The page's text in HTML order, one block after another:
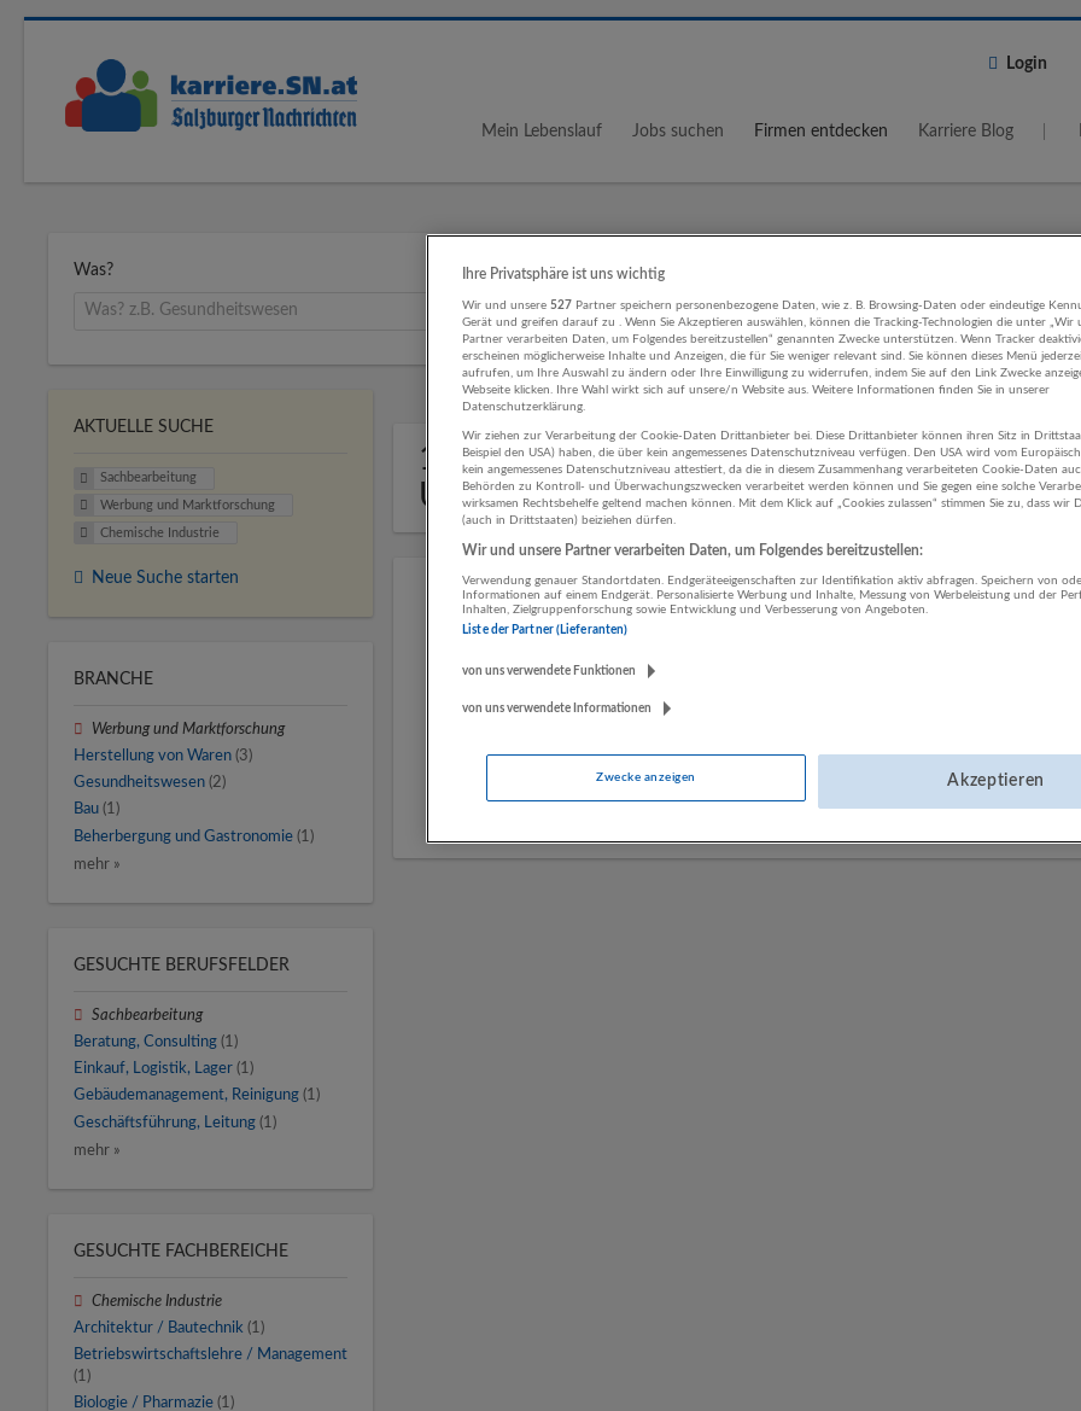
Login
Mein Lebenslauf Jobs suchen Firmen entdecken Karriere Blog
Was? Wo?
5 km
1 Sachbearbeitung Werbung und
Unternehmen
LUGSTEIN CONSULTING
Bergheim bei Salzburg
Gesundheitswesen | Herstellung von Waren | IT-Dienstleistungen |
Öffentliche Verwaltung | Rechtsberatung und Wirtschaftsprüfung |
Sonstige Dienstleistungen | Sozialwesen | Verkehr | Verlagswesen |
AKTUELLE SUCHE
Sachbearbeitung
Werbung und Marktforschung
Chemische Industrie
Neue Suche starten
BRANCHE
Werbung und Marktforschung
Herstellung von Waren (3)
Gesundheitswesen (2)
Bau (1)
Beherbergung und Gastronomie (1)
mehr »
GESUCHTE BERUFSFELDER
Sachbearbeitung
Beratung, Consulting (1)
Einkauf, Logistik, Lager (1)
Gebäudemanagement, Reinigung (1)
Geschäftsführung, Leitung (1)
mehr »
GESUCHTE FACHBEREICHE
Chemische Industrie
Architektur / Bautechnik (1)
Betriebswirtschaftslehre / Management
(1)
Biologie / Pharmazie (1)
Ihre Privatsphäre ist uns wichtig
Wir und unsere 527 Partner speichern personenbezogene Daten, wie z. B. Browsing-Daten oder eindeutige
Gerät und greifen darauf zu . Wenn Sie Akzeptieren auswählen, können die Tracking-Technologien die unter „Wir
Partner verarbeiten Daten, um Folgendes bereitzustellen“ genannten Zwecke unterstützen. Wenn Tracker
erscheinen möglicherweise Inhalte und Anzeigen, die für Sie weniger relevant sind. Sie können dieses Menü
aufrufen, um Ihre Auswahl zu ändern oder Ihre Einwilligung zu widerrufen, indem Sie auf den Link Zwecke
Webseite klicken. Ihre Wahl wirkt sich auf unsere/n Website aus. Weitere Informationen finden Sie in unserer
Datenschutzerklärung.
Wir ziehen zur Verarbeitung der Cookie-Daten Drittanbieter bei. Diese Drittanbieter können ihren Sitz in
Beispiel den USA) haben, die über kein angemessenes Datenschutzniveau verfügen. Den USA wird vom
kein angemessenes Datenschutzniveau attestiert, da die in diesem Zusammenhang verarbeiteten Cookie-Daten
Behörden zu Kontroll- und Überwachungszwecken verarbeitet werden können und Sie gegen eine solche
wirksamen Rechtsbehelfe geltend machen können. Mit dem Klick auf „Cookies zulassen“ stimmen Sie zu, dass wir
(auch in Drittstaaten) beiziehen dürfen.
Wir und unsere Partner verarbeiten Daten, um Folgendes bereitzustellen:
Verwendung genauer Standortdaten. Endgeräteeigenschaften zur Identifikation aktiv abfragen. Speichern von
Informationen auf einem Endgerät. Personalisierte Werbung und Inhalte, Messung von Werbeleistung und der
Inhalten, Zielgruppenforschung sowie Entwicklung und Verbesserung von Angeboten.
Liste der Partner (Lieferanten)
von uns verwendete Funktionen
von uns verwendete Informationen
Zwecke anzeigen Akzeptieren